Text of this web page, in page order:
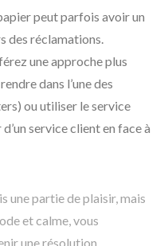
peut parfois avoir un
des réclamations.
une approche plus
dans l’une des
ou utiliser le service
service client en face à
une partie de plaisir, mais
et calme, vous
une résolution